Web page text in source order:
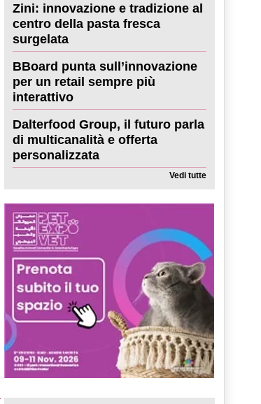
Zini: innovazione e tradizione al
centro della pasta fresca
surgelata
BBoard punta sull’innovazione
per un retail sempre più
interattivo
Dalterfood Group, il futuro parla
di multicanalità e offerta
personalizzata
Vedi tutte